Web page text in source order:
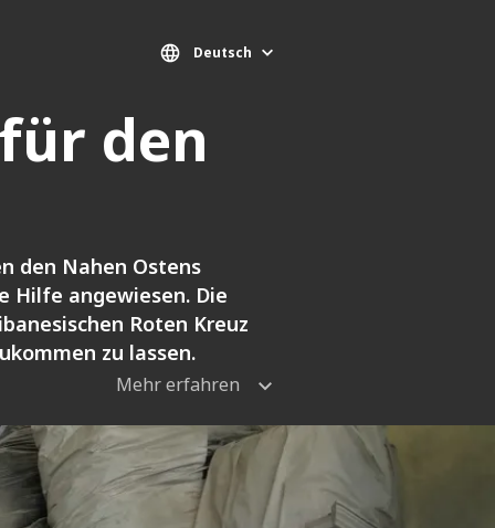
Deutsch
den
den Nahen Ostens
Hilfe angewiesen. Die
Roten Kreuz
zu lassen.
Mehr erfahren